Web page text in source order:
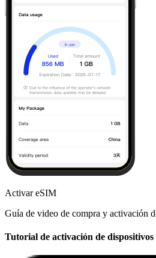
Activar eSIM
Guía de video de compra y activación
Tutorial de activación de